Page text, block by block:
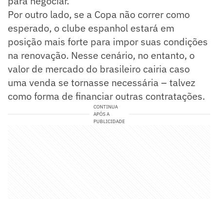
Por outro lado, se a Copa não correr como
esperado, o clube espanhol estará em
posição mais forte para impor suas condições
na renovação. Nesse cenário, no entanto, o
valor de mercado do brasileiro cairia caso
uma venda se tornasse necessária – talvez
como forma de financiar outras contratações.
CONTINUA
APÓS A
PUBLICIDADE